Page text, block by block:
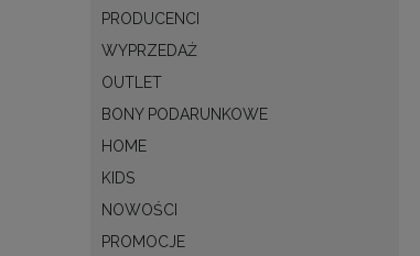
PRODUCENCI
WYPRZEDAŻ
OUTLET
BONY PODARUNKOWE
HOME
KIDS
NOWOŚCI
PROMOCJE